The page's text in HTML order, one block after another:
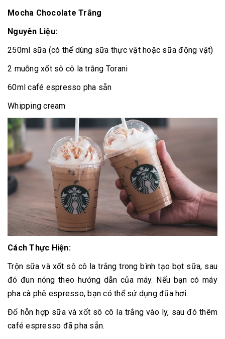
Mocha Chocolate Trắng
Nguyên Liệu:
250ml sữa (có thể dùng sữa thực vật hoặc sữa động vật)
2 muỗng xốt sô cô la trắng Torani
60ml café espresso pha sẵn
Whipping cream
Cách Thực Hiện:
Trộn sữa và xốt sô cô la trắng trong bình tạo bọt sữa, sau
đó đun nóng theo hướng dẫn của máy. Nếu bạn có máy
pha cà phê espresso, bạn có thể sử dụng đũa hơi.
Đổ hỗn hợp sữa và xốt sô cô la trắng vào ly, sau đó thêm
café espresso đã pha sẵn.